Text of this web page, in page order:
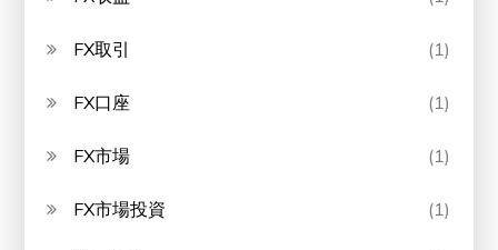
FX取引 (1)
FX口座 (1)
FX市場 (1)
FX市場投資 (1)